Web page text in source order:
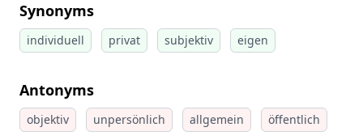
Synonyms
individuell privat subjektiv eigen
Antonyms
objektiv unpersönlich allgemein öffentlich